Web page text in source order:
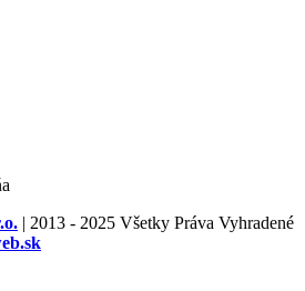
| 2013 - 2025 Všetky Práva Vyhradené